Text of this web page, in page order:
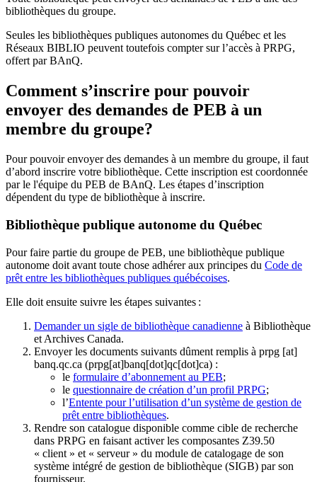
bibliothèques du groupe.
Seules les bibliothèques publiques autonomes du Québec et les
Réseaux BIBLIO peuvent toutefois compter sur l’accès à PRPG,
offert par BAnQ.
Comment s’inscrire pour pouvoir
envoyer des demandes de PEB à un
membre du groupe?
Pour pouvoir envoyer des demandes à un membre du groupe, il faut
d’abord inscrire votre bibliothèque. Cette inscription est coordonnée
par le l'équipe du PEB de BAnQ. Les étapes d’inscription
dépendent du type de bibliothèque à inscrire.
Bibliothèque publique autonome du Québec
Pour faire partie du groupe de PEB, une bibliothèque publique
autonome doit avant toute chose adhérer aux principes du Code de
prêt entre les bibliothèques publiques québécoises.
Elle doit ensuite suivre les étapes suivantes :
Demander un sigle de bibliothèque canadienne à Bibliothèque
et Archives Canada.
Envoyer les documents suivants dûment remplis à prpg [at]
banq.qc.ca (prpg[at]banq[dot]qc[dot]ca) :
le formulaire d’abonnement au PEB;
le questionnaire de création d’un profil PRPG;
l’Entente pour l’utilisation d’un système de gestion de
prêt entre bibliothèques.
Rendre son catalogue disponible comme cible de recherche
dans PRPG en faisant activer les composantes Z39.50
« client » et « serveur » du module de catalogage de son
système intégré de gestion de bibliothèque (SIGB) par son
fournisseur.